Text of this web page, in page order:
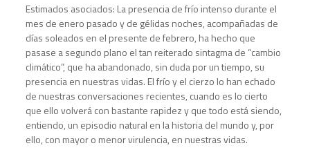
Estimados asociados: La presencia de frío intenso durante el
mes de enero pasado y de gélidas noches, acompañadas de
días soleados en el presente de febrero, ha hecho que
pasase a segundo plano el tan reiterado sintagma de “cambio
climático”, que ha abandonado, sin duda por un tiempo, su
presencia en nuestras vidas. El frío y el cierzo lo han echado
de nuestras conversaciones recientes, cuando es lo cierto
que ello volverá con bastante rapidez y que todo está siendo,
entiendo, un episodio natural en la historia del mundo y, por
ello, con mayor o menor virulencia, en nuestras vidas.